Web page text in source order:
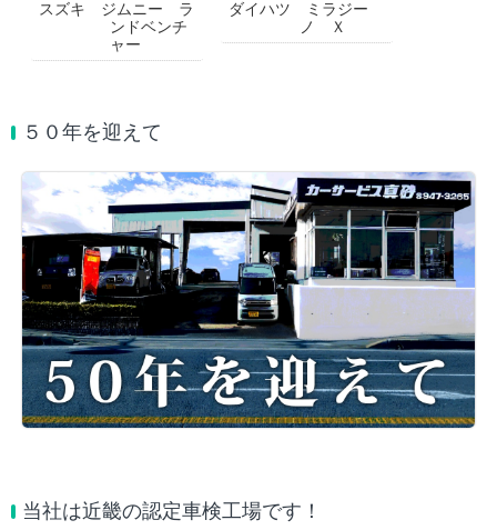
スズキ ジムニー ラ
ンドベンチ
ャー
ダイハツ ミラジー
ノ Ｘ
５０年を迎えて
当社は近畿の認定車検工場です！